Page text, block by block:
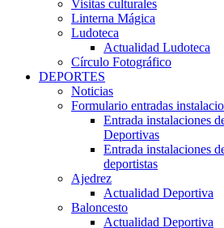
Visitas culturales
Linterna Mágica
Ludoteca
Actualidad Ludoteca
Círculo Fotográfico
DEPORTES
Noticias
Formulario entradas
Entrada instalaciones
Deportivas
Entrada instalaciones
deportistas
Ajedrez
Actualidad Deportiva
Baloncesto
Actualidad Deportiva